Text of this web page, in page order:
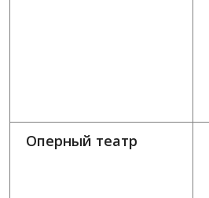
Оперный театр